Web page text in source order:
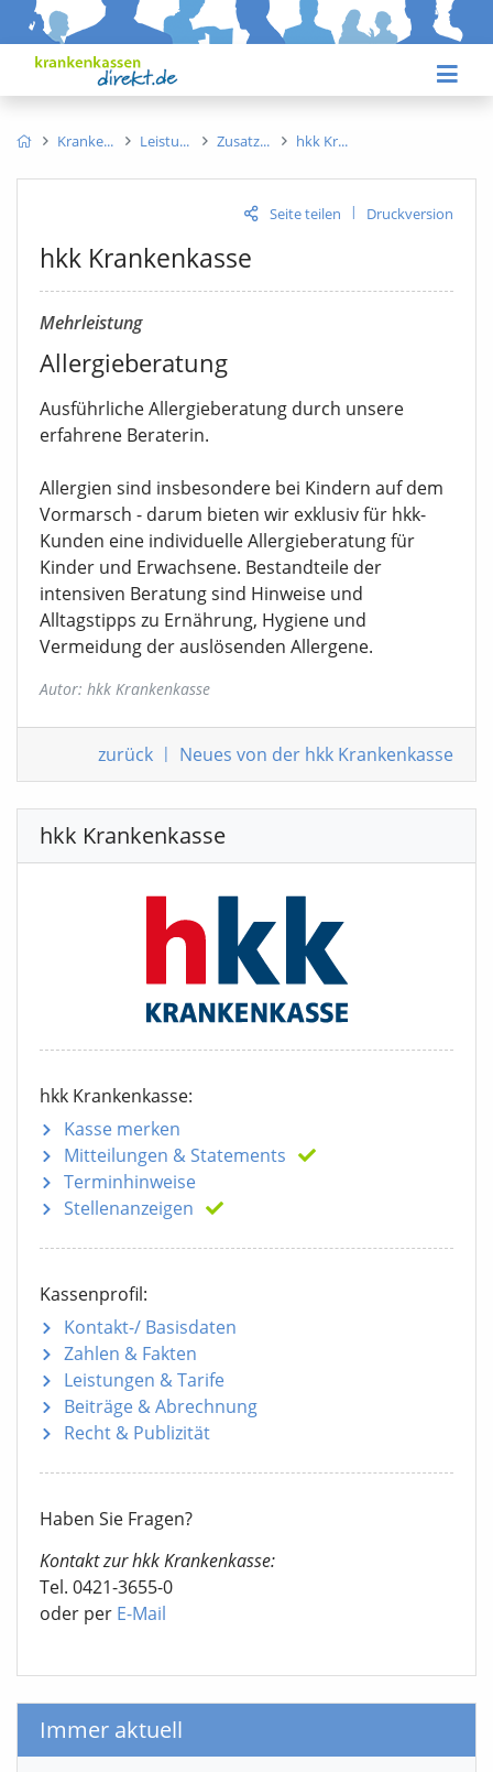
Kranke Leistu Zusatz hkk Kr
Seite teilen | Druckversion
hkk Krankenkasse
Mehrleistung
Allergieberatung
Ausführliche Allergieberatung durch unsere
erfahrene Beraterin.
Allergien sind insbesondere bei Kindern auf dem
Vormarsch - darum bieten wir exklusiv für hkk-
Kunden eine individuelle Allergieberatung für
Kinder und Erwachsene. Bestandteile der
intensiven Beratung sind Hinweise und
Alltagstipps zu Ernährung, Hygiene und
Vermeidung der auslösenden Allergene.
Autor: hkk Krankenkasse
zurück | Neues von der hkk Krankenkasse
hkk Krankenkasse
hkk Krankenkasse:
Kasse merken
Mitteilungen & Statements
Terminhinweise
Stellenanzeigen
Kassenprofil:
Kontakt-/ Basisdaten
Zahlen & Fakten
Leistungen & Tarife
Beiträge & Abrechnung
Recht & Publizität
Haben Sie Fragen?
Kontakt zur hkk Krankenkasse:
Tel. 0421-3655-0
oder per E-Mail
Immer aktuell